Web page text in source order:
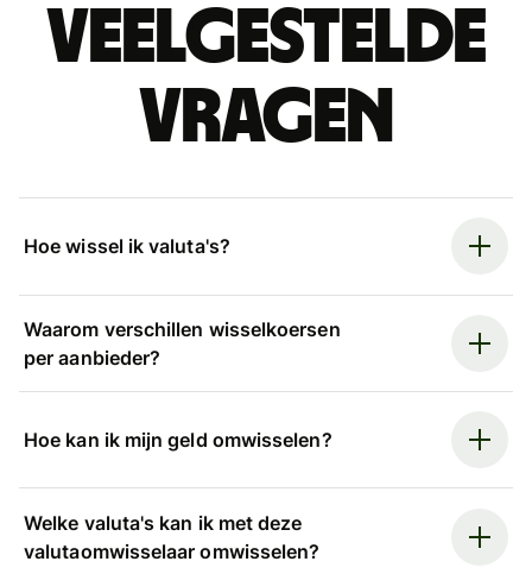
Veelgestelde
vragen
Hoe wissel ik valuta's?
Waarom verschillen wisselkoersen
per aanbieder?
Hoe kan ik mijn geld omwisselen?
Welke valuta's kan ik met deze
valutaomwisselaar omwisselen?